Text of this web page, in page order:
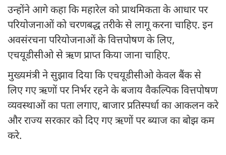
उन्होंने आगे कहा कि महारेल को प्राथमिकता के आधार पर
परियोजनाओं को चरणबद्ध तरीके से लागू करना चाहिए. इन
अवसंरचना परियोजनाओं के वित्तपोषण के लिए,
एचयूडीसीओ से ऋण प्राप्त किया जाना चाहिए.
मुख्यमंत्री ने सुझाव दिया कि एचयूडीसीओ केवल बैंक से
लिए गए ऋणों पर निर्भर रहने के बजाय वैकल्पिक वित्तपोषण
व्यवस्थाओं का पता लगाए, बाजार प्रतिस्पर्धा का आकलन करे
और राज्य सरकार को दिए गए ऋणों पर ब्याज का बोझ कम
करे.